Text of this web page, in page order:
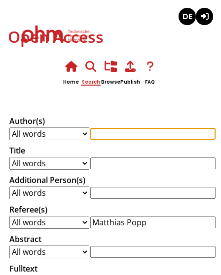
Open Access
Home Search BrowsePublish FAQ
Author(s)
Title
Additional Person(s)
Referee(s)
Abstract
Fulltext